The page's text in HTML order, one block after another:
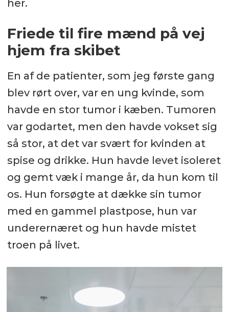
her.
Friede til fire mænd på vej
hjem fra skibet
En af de patienter, som jeg første gang
blev rørt over, var en ung kvinde, som
havde en stor tumor i kæben. Tumoren
var godartet, men den havde vokset sig
så stor, at det var svært for kvinden at
spise og drikke. Hun havde levet isoleret
og gemt væk i mange år, da hun kom til
os. Hun forsøgte at dække sin tumor
med en gammel plastpose, hun var
underernæret og hun havde mistet
troen på livet.